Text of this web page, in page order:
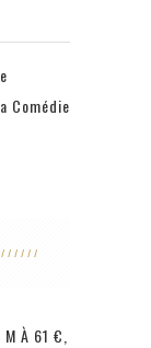
Comédie
À 61 €,